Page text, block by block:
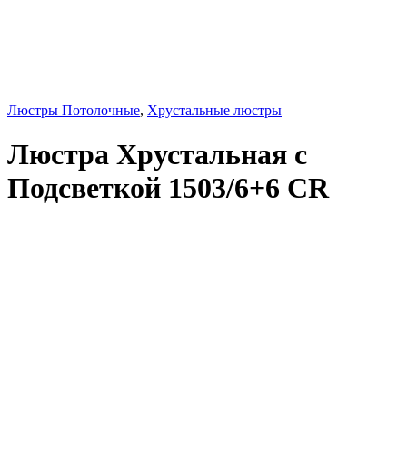
Люстры Потолочные, Хрустальные люстры
Люстра Хрустальная с
Подсветкой 1503/6+6 CR